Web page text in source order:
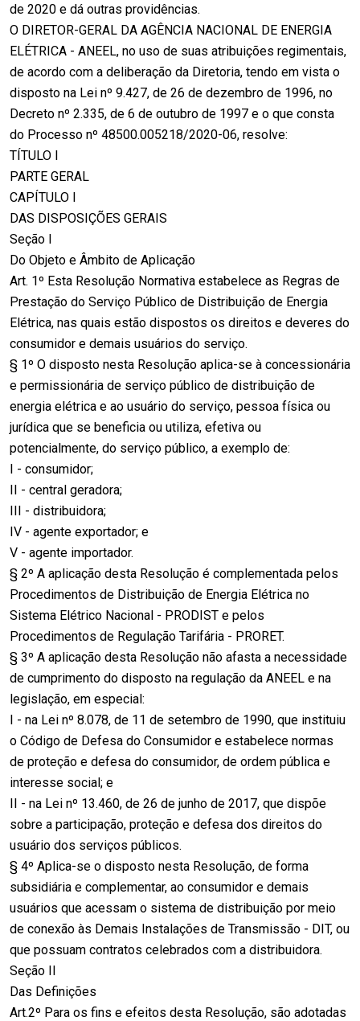
de 2020 e dá outras providências.
O DIRETOR-GERAL DA AGÊNCIA NACIONAL DE ENERGIA
ELÉTRICA - ANEEL, no uso de suas atribuições regimentais,
de acordo com a deliberação da Diretoria, tendo em vista o
disposto na Lei nº 9.427, de 26 de dezembro de 1996, no
Decreto nº 2.335, de 6 de outubro de 1997 e o que consta
do Processo nº 48500.005218/2020-06, resolve:
TÍTULO I
PARTE GERAL
CAPÍTULO I
DAS DISPOSIÇÕES GERAIS
Seção I
Do Objeto e Âmbito de Aplicação
Art. 1º Esta Resolução Normativa estabelece as Regras de
Prestação do Serviço Público de Distribuição de Energia
Elétrica, nas quais estão dispostos os direitos e deveres do
consumidor e demais usuários do serviço.
§ 1º O disposto nesta Resolução aplica-se à concessionária
e permissionária de serviço público de distribuição de
energia elétrica e ao usuário do serviço, pessoa física ou
jurídica que se beneficia ou utiliza, efetiva ou
potencialmente, do serviço público, a exemplo de:
I - consumidor;
II - central geradora;
III - distribuidora;
IV - agente exportador; e
V - agente importador.
§ 2º A aplicação desta Resolução é complementada pelos
Procedimentos de Distribuição de Energia Elétrica no
Sistema Elétrico Nacional - PRODIST e pelos
Procedimentos de Regulação Tarifária - PRORET.
§ 3º A aplicação desta Resolução não afasta a necessidade
de cumprimento do disposto na regulação da ANEEL e na
legislação, em especial:
I - na Lei nº 8.078, de 11 de setembro de 1990, que instituiu
o Código de Defesa do Consumidor e estabelece normas
de proteção e defesa do consumidor, de ordem pública e
interesse social; e
II - na Lei nº 13.460, de 26 de junho de 2017, que dispõe
sobre a participação, proteção e defesa dos direitos do
usuário dos serviços públicos.
§ 4º Aplica-se o disposto nesta Resolução, de forma
subsidiária e complementar, ao consumidor e demais
usuários que acessam o sistema de distribuição por meio
de conexão às Demais Instalações de Transmissão - DIT, ou
que possuam contratos celebrados com a distribuidora.
Seção II
Das Definições
Art.2º Para os fins e efeitos desta Resolução, são adotadas